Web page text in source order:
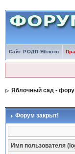
Сайт РОДП Яблоко
Яблочный сад -
Форум закрыт!
Имя пользователя